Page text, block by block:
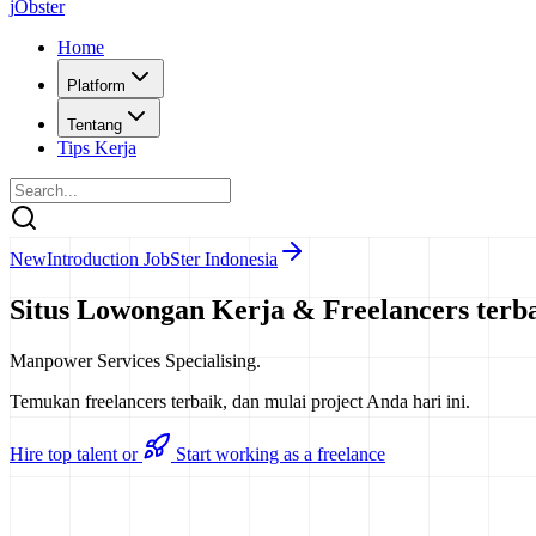
jObster
Home
Platform
Tentang
Tips Kerja
NewIntroduction JobSter Indonesia
Situs Lowongan Kerja & Freelancers
Manpower Services Specialising.
Temukan freelancers terbaik, dan mulai project Anda hari ini.
Hire top talent or Start working as a freelance